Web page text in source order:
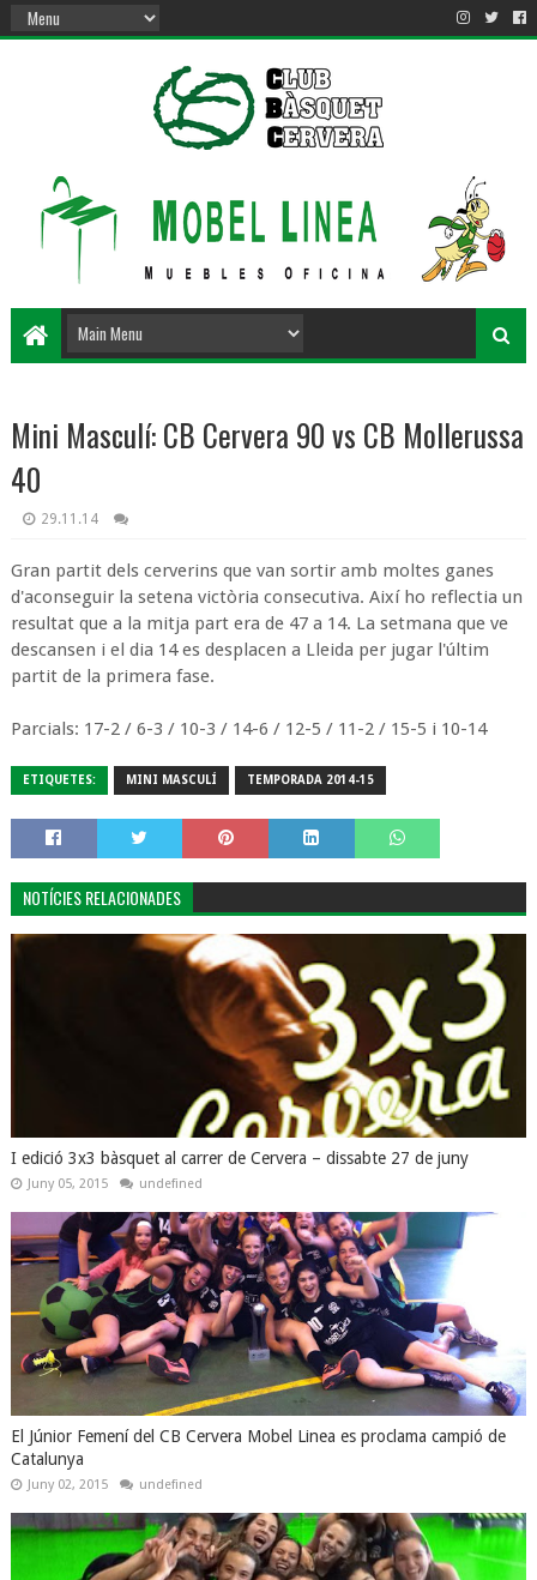
Mini Masculí: CB Cervera 90 vs CB Mollerussa
40
29.11.14
Gran partit dels cerverins que van sortir amb moltes ganes
d'aconseguir la setena victòria consecutiva. Així ho reflectia un
resultat que a la mitja part era de 47 a 14. La setmana que ve
descansen i el dia 14 es desplacen a Lleida per jugar l'últim
partit de la primera fase.
Parcials: 17-2 / 6-3 / 10-3 / 14-6 / 12-5 / 11-2 / 15-5 i 10-14
ETIQUETES: MINI MASCULÍ TEMPORADA 2014-15
NOTÍCIES RELACIONADES
I edició 3x3 bàsquet al carrer de Cervera – dissabte 27 de juny
Juny 05, 2015 undefined
El Júnior Femení del CB Cervera Mobel Linea es proclama campió de
Catalunya
Juny 02, 2015 undefined